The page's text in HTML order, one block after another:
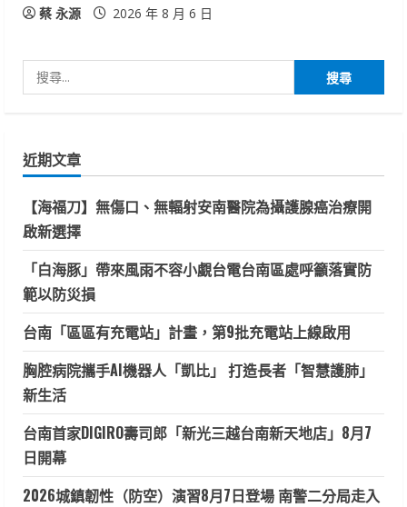
蔡 永源 2026 年 8 月 6 日
尋
字:
近期文章
【海福刀】無傷口、無輻射安南醫院為攝護腺癌治療開
啟新選擇
「白海豚」帶來風雨不容小覷台電台南區處呼籲落實防
範以防災損
台南「區區有充電站」計畫，第9批充電站上線啟用
胸腔病院攜手AI機器人「凱比」 打造長者「智慧護肺」
新生活
台南首家DIGIRO壽司郎「新光三越台南新天地店」8月7
日開幕
2026城鎮韌性（防空）演習8月7日登場 南警二分局走入